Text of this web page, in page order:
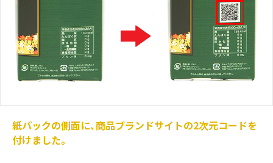
紙パックの側面に、商品ブランドサイトの2次元コードを
付けました。